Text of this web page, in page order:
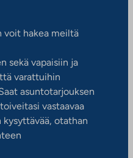
voit hakea meiltä
sekä vapaisiin ja
varattuihin
asuntotarjouksen
vastaavaa
kysyttävää, otathan